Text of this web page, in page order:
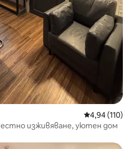
Средна
4,94 (110)
изживяване, уютен дом